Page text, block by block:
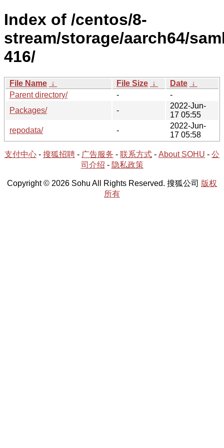
Index of /centos/8-
stream/storage/aarch64/
416/
File Name ↓ File Size ↓ Date ↓
Parent directory/
-
-
Packages/
-
2022-Jun-
17 05:55
repodata/
-
2022-Jun-
17 05:58
支付中心 - 搜狐招聘 - 广告服务 - 联系方式 - About SOHU - 公
司介绍 - 隐私政策
Copyright © 2026 Sohu All Rights Reserved. 搜狐公司 版权
所有